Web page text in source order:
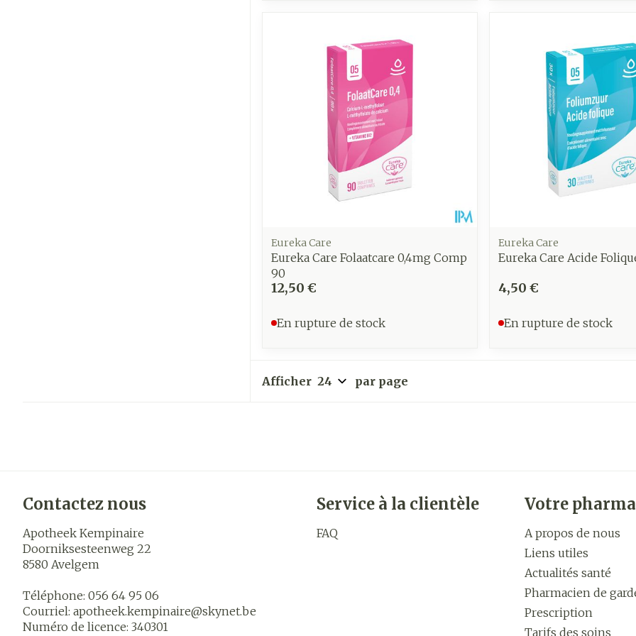
Eureka Care
Eureka Care Folaatcare 0,4mg Comp
90
12,50 €
En rupture de stock
Eureka Care
Eureka Care Acide
4,50 €
En rupture de stock
Afficher par page
Contactez nous
Apotheek Kempinaire
Doorniksesteenweg 22
8580 Avelgem
Téléphone: 056 64 95 06
Courriel: apotheek.kempinaire@skynet.be
Numéro de licence: 340301
Service à la clientèle
FAQ
Votre
A propos de nous
Liens utiles
Actualités santé
Pharmacien de
Prescription
Tarifs des soins